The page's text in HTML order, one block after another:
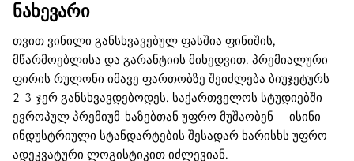
ნახევარი
თვით ვინილი განსხვავებულ ფასშია ფინიშის,
მწარმოებლისა და გარანტიის მიხედვით. პრემიალური
ფირის რულონი იმავე ფართობზე შეიძლება ბიუჯეტურს
2-3-ჯერ განსხვავდებოდეს. საქართველოს სტუდიებში
ევროპულ პრემიუმ-ხაზებთან უფრო მუშაობენ — ისინი
ინდუსტრიული სტანდარტების შესადარ ხარისხს უფრო
ადეკვატური ლოგისტიკით იძლევიან.